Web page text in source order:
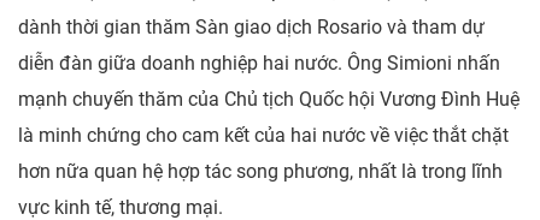
dành thời gian thăm Sàn giao dịch Rosario và tham dự
diễn đàn giữa doanh nghiệp hai nước. Ông Simioni nhấn
mạnh chuyến thăm của Chủ tịch Quốc hội Vương Đình Huệ
là minh chứng cho cam kết của hai nước về việc thắt chặt
hơn nữa quan hệ hợp tác song phương, nhất là trong lĩnh
vực kinh tế, thương mại.